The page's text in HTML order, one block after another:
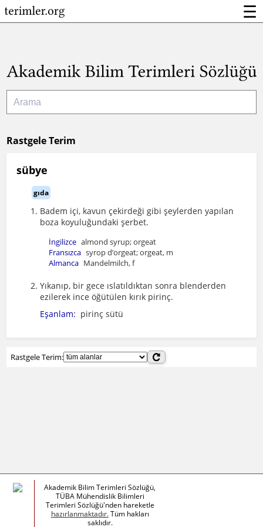
☰
Rastgele Terim
sübye
gıda
Badem içi, kavun çekirdeği gibi şeylerden yapılan
boza koyuluğundaki şerbet.
İngilizce almond syrup; orgeat
Fransızca syrop d’orgeat; orgeat, m
Almanca Mandelmilch, f
Yıkanıp, bir gece ıslatıldıktan sonra blenderden
ezilerek ince öğütülen kırık pirinç.
Eşanlam: pirinç sütü
Rastgele Terim:
Akademik Bilim Terimleri Sözlüğü,
TÜBA Mühendislik Bilimleri
Terimleri Sözlüğü'nden hareketle
hazırlanmaktadır.Tüm hakları
saklıdır.